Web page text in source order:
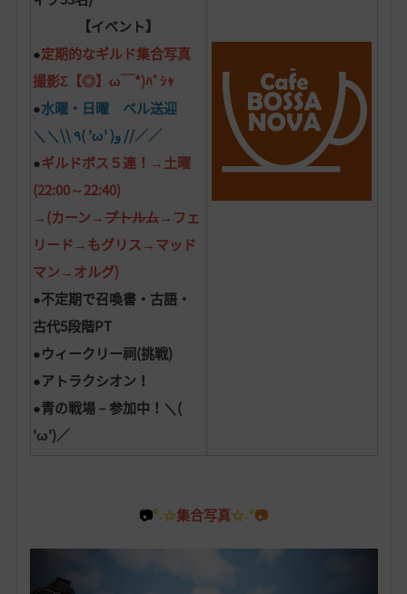
【イベント】
●定期的なギルド集合写真
撮影Σ【◎】ω￣*)ﾊﾟｼｬ
●水曜・日曜 ベル送迎
＼＼\\ ٩( 'ω' )و //／／
●ギルドボス５連！→土曜
(22:00～22:40)
→(カーン→プトルム→フェ
リード→もグリス→マッド
マン→オルグ)
●不定期で召喚書・古語・
古代5段階PT
●ウィークリー祠(挑戦)
●アトラクシオン！
●青の戦場－参加中！＼(
'ω')／
📷°˖☆集合写真☆˖°📷